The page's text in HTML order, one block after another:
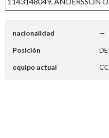
nacionalidad —
Posición
equipo actual